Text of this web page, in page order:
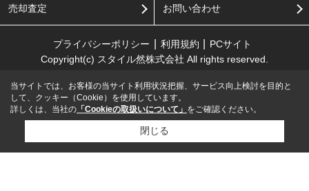
売却査定 お問い合わせ
プライバシーポリシー 利用規約
PCサイト
Copyright(c) スタイル然株式会社 All rights reserved.
当サイトでは、お客様の当サイト利用状況把握、サービス向上検討を目的と
して、クッキー（Cookie）を使用しています。
詳しくは、当社の 「Cookieの取扱いについて」 をご確認ください。
閉じる